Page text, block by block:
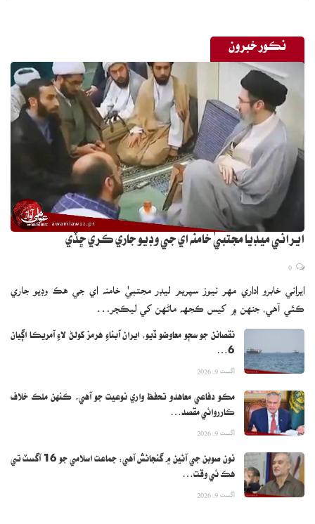
نڪور خبرون
ايراني ميڊيا مجتبيٰ خامنه اي جي وڊيو جاري ڪري ڇڏي
ايراني خابرو اداري مهر نيوز سپريم ليڊر مجتبيٰ خامنه اي جي هڪ وڊيو جاري
ڪئي آهي، جنهن ۾ کيس ڪجهه ماڻهن کي ليڪچر…
نقصانن جو سڄو معاوضو ڏيو، ايران آبناءِ هرمز کولڻ لاءِ آمريڪا اڳيان
6…
اگست 9, 2026
مڪو دفاعي معاهدو تحفظ واري نوعيت جو آهي، ڪنهن ملڪ خلاف
ڪارروائي مقصد…
اگست 9, 2026
نون صوبن جي آئين ۾ گنجائش آهي: جماعت اسلامي جو 16 آگسٽ تي
هڪ ئي وقت…
اگست 9, 2026